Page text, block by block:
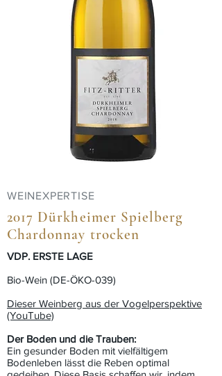
WEINEXPERTISE
2017 Dürkheimer Spielberg
Chardonnay trocken
VDP. ERSTE LAGE
Bio-Wein (DE-ÖKO-039)
Dieser Weinberg aus der Vogelperspektive
(YouTube)
Der Boden und die Trauben:
Ein gesunder Boden mit vielfältigem
Bodenleben lässt die Reben optimal